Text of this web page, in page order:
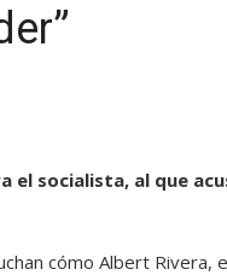
el socialista, al que
cómo Albert Rivera,